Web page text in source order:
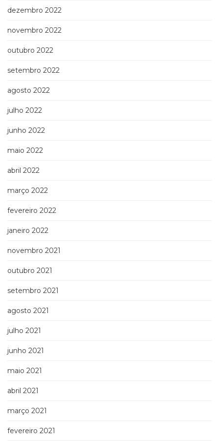
dezembro 2022
novembro 2022
outubro 2022
setembro 2022
agosto 2022
julho 2022
junho 2022
maio 2022
abril 2022
março 2022
fevereiro 2022
janeiro 2022
novembro 2021
outubro 2021
setembro 2021
agosto 2021
julho 2021
junho 2021
maio 2021
abril 2021
março 2021
fevereiro 2021